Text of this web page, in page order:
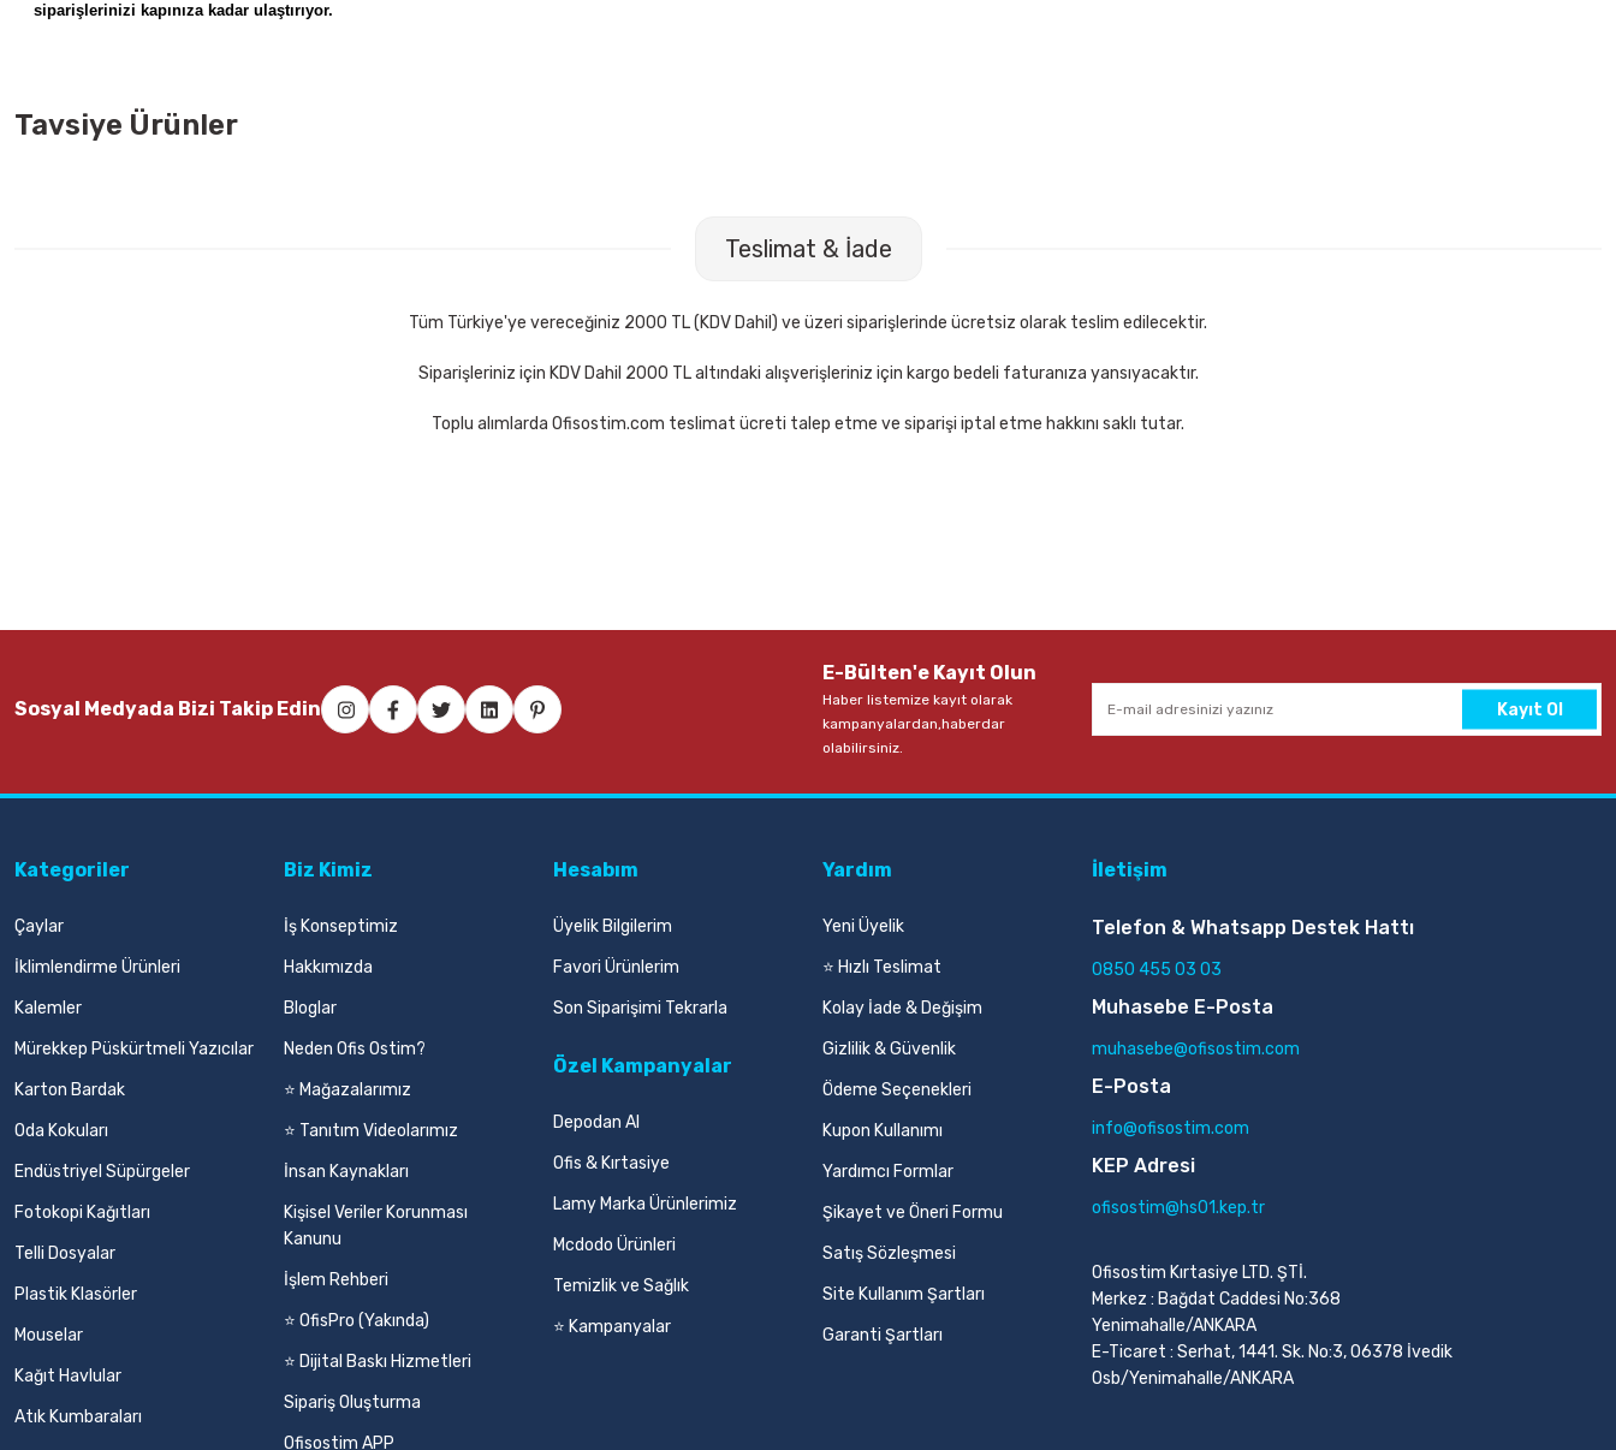
siparişlerinizi kapınıza kadar ulaştırıyor.
Tavsiye Ürünler
Sepete Ekle
Ücretsiz Kargo
İnter INT-607 120x240 Manyetik Yüzey Duvara Monte Beyaz Yazı Tahtası Ücretsiz Kargo
İnter INT-588 100x140 Lamine Yüzey Duvara Monte Beyaz Yazı Tahtası
2.142,00 TL
Teslimat & İade
Tüm Türkiye'ye vereceğiniz 2000 TL (KDV Dahil) ve üzeri siparişlerinde ücretsiz olarak teslim edilecektir.
Siparişleriniz için KDV Dahil 2000 TL altındaki alışverişleriniz için kargo bedeli faturanıza yansıyacaktır.
Toplu alımlarda Ofisostim.com teslimat ücreti talep etme ve siparişi iptal etme hakkını saklı tutar.
Sosyal Medyada Bizi Takip Edin
E-Bülten'e Kayıt Olun
Haber listemize kayıt olarak
kampanyalardan,haberdar
olabilirsiniz.
Kayıt Ol
Kategoriler
Çaylar
İklimlendirme Ürünleri
Kalemler
Mürekkep Püskürtmeli Yazıcılar
Karton Bardak
Oda Kokuları
Endüstriyel Süpürgeler
Fotokopi Kağıtları
Telli Dosyalar
Plastik Klasörler
Mouselar
Kağıt Havlular
Atık Kumbaraları
Biz Kimiz
İş Konseptimiz
Hakkımızda
Bloglar
Neden Ofis Ostim?
⭐ Mağazalarımız
⭐ Tanıtım Videolarımız
İnsan Kaynakları
Kişisel Veriler Korunması
Kanunu
İşlem Rehberi
⭐ OfisPro (Yakında)
⭐ Dijital Baskı Hizmetleri
Sipariş Oluşturma
Ofisostim APP
Hesabım
Üyelik Bilgilerim
Favori Ürünlerim
Son Siparişimi Tekrarla
Özel Kampanyalar
Depodan Al
Ofis & Kırtasiye
Lamy Marka Ürünlerimiz
Mcdodo Ürünleri
Temizlik ve Sağlık
⭐ Kampanyalar
Yardım
Yeni Üyelik
⭐ Hızlı Teslimat
Kolay İade & Değişim
Gizlilik & Güvenlik
Ödeme Seçenekleri
Kupon Kullanımı
Yardımcı Formlar
Şikayet ve Öneri Formu
Satış Sözleşmesi
Site Kullanım Şartları
Garanti Şartları
İletişim
Telefon & Whatsapp Destek Hattı
0850 455 03 03
Muhasebe E-Posta
muhasebe@ofisostim.com
E-Posta
info@ofisostim.com
KEP Adresi
ofisostim@hs01.kep.tr
Ofisostim Kırtasiye LTD. ŞTİ.
Merkez : Bağdat Caddesi No:368
Yenimahalle/ANKARA
E-Ticaret : Serhat, 1441. Sk. No:3, 06378 İvedik
Osb/Yenimahalle/ANKARA